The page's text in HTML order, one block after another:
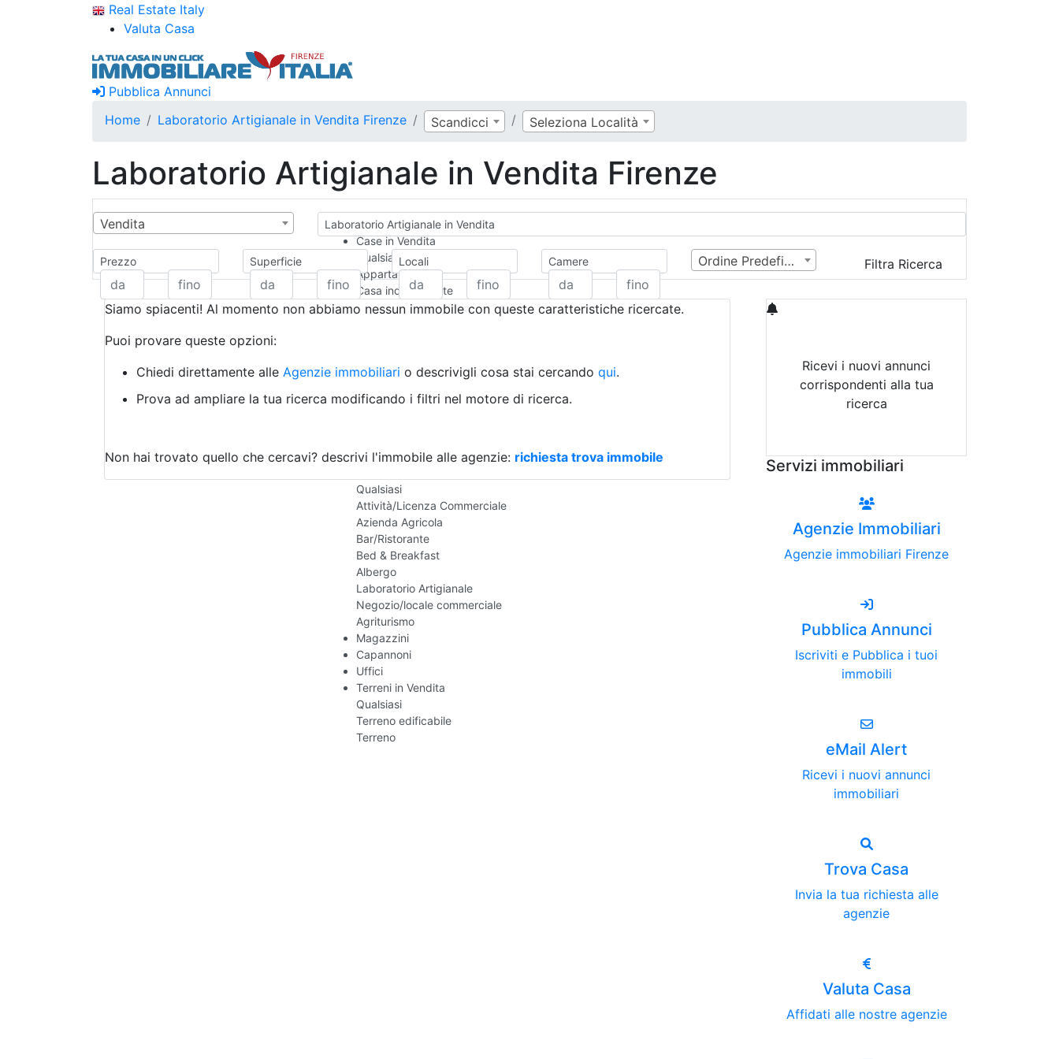
Real Estate Italy
Valuta Casa
Pubblica Annunci
Home
Laboratorio Artigianale in Vendita Firenze Scandicci Seleziona Località
Laboratorio Artigianale in Vendita Firenze
Vendita
Laboratorio Artigianale in Vendita
Case in Vendita
Qualsiasi
Appartamento
Casa indipendente
Casa Semi-indipendente
Rustico/Casale
Camera d'Albergo
Box/Garage
Qualsiasi
Attività/Licenza Commerciale
Azienda Agricola
Bar/Ristorante
Bed & Breakfast
Albergo
Laboratorio Artigianale
Negozio/locale commerciale
Agriturismo
Magazzini
Capannoni
Uffici
Terreni in Vendita
Qualsiasi
Terreno edificabile
Terreno
Prezzo Superficie Locali Camere Ordine Predefinito Filtra Ricerca
Siamo spiacenti! Al momento non abbiamo nessun immobile con queste caratteristiche ricercate.
Puoi provare queste opzioni:
Chiedi direttamente alle Agenzie immobiliari o descrivigli cosa stai cercando qui.
Prova ad ampliare la tua ricerca modificando i filtri nel motore di ricerca.
Non hai trovato quello che cercavi? descrivi l'immobile alle agenzie: richiesta trova immobile
Ricevi i nuovi annunci
corrispondenti alla tua
ricerca
Servizi immobiliari
Agenzie Immobiliari
Agenzie immobiliari Firenze
Pubblica Annunci
Iscriviti e Pubblica i tuoi
immobili
eMail Alert
Ricevi i nuovi annunci
immobiliari
Trova Casa
Invia la tua richiesta alle
agenzie
Valuta Casa
Affidati alle nostre agenzie